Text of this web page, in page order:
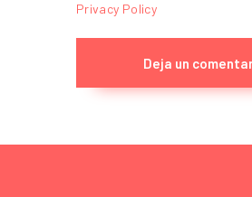
Privacy Policy